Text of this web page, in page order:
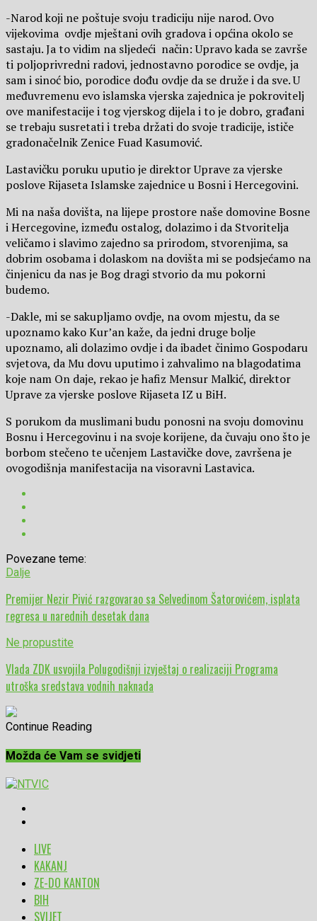
-Narod koji ne poštuje svoju tradiciju nije narod. Ovo
vijekovima ovdje mještani ovih gradova i općina okolo se
sastaju. Ja to vidim na sljedeći način: Upravo kada se završe
ti poljoprivredni radovi, jednostavno porodice se ovdje, ja
sam i sinoć bio, porodice dođu ovdje da se druže i da sve. U
međuvremenu evo islamska vjerska zajednica je pokrovitelj
ove manifestacije i tog vjerskog dijela i to je dobro, građani
se trebaju susretati i treba držati do svoje tradicije, ističe
gradonačelnik Zenice Fuad Kasumović.
Lastavičku poruku uputio je direktor Uprave za vjerske
poslove Rijaseta Islamske zajednice u Bosni i Hercegovini.
Mi na naša dovišta, na lijepe prostore naše domovine Bosne
i Hercegovine, između ostalog, dolazimo i da Stvoritelja
veličamo i slavimo zajedno sa prirodom, stvorenjima, sa
dobrim osobama i dolaskom na dovišta mi se podsjećamo na
činjenicu da nas je Bog dragi stvorio da mu pokorni
budemo.
-Dakle, mi se sakupljamo ovdje, na ovom mjestu, da se
upoznamo kako Kur’an kaže, da jedni druge bolje
upoznamo, ali dolazimo ovdje i da ibadet činimo Gospodaru
svjetova, da Mu dovu uputimo i zahvalimo na blagodatima
koje nam On daje, rekao je hafiz Mensur Malkić, direktor
Uprave za vjerske poslove Rijaseta IZ u BiH.
S porukom da muslimani budu ponosni na svoju domovinu
Bosnu i Hercegovinu i na svoje korijene, da čuvaju ono što je
borbom stečeno te učenjem Lastavičke dove, završena je
ovogodišnja manifestacija na visoravni Lastavica.
Povezane teme:
Dalje
Premijer Nezir Pivić razgovarao sa Selvedinom Šatorovićem, isplata
regresa u narednih desetak dana
Ne propustite
Vlada ZDK usvojila Polugodišnji izvještaj o realizaciji Programa
utroška sredstava vodnih naknada
Continue Reading
Možda će Vam se svidjeti
LIVE
KAKANJ
ZE-DO KANTON
BIH
SVIJET